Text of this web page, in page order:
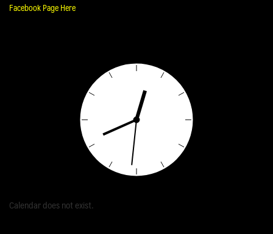
Facebook Page Here
Calendar does not exist.